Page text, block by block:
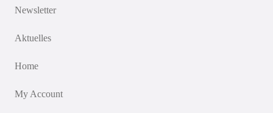
Newsletter
Aktuelles
Home
My Account